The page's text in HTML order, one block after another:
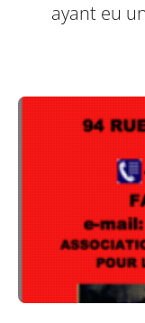
ayant eu